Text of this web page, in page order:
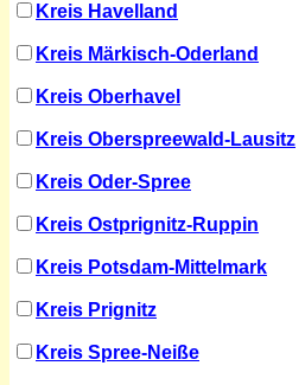
Kreis Havelland
Kreis Märkisch-Oderland
Kreis Oberhavel
Kreis Oberspreewald-Lausitz
Kreis Oder-Spree
Kreis Ostprignitz-Ruppin
Kreis Potsdam-Mittelmark
Kreis Prignitz
Kreis Spree-Neiße